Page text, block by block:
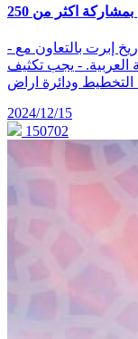
- المؤتمر نظمه مركز مساواة ومؤسسة فردريخ إبرت بالتعاون مع
العربية. - يجب تكثيف
ودائرة اراض
2024/12/15
150702